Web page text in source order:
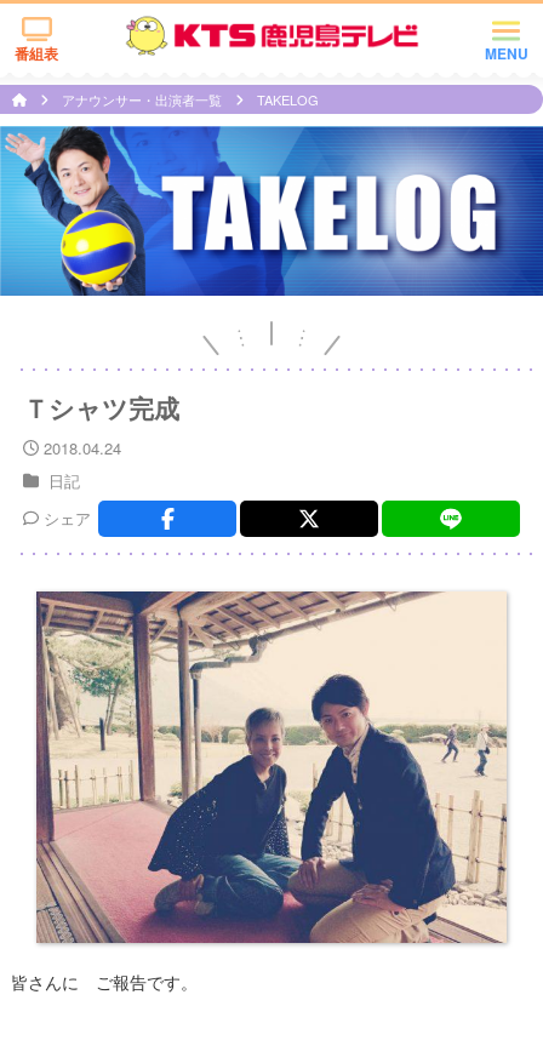
MENU
番組表
アナウンサー・出演者一覧 TAKELOG
Ｔシャツ完成
2018.04.24
日記
シェア
皆さんに ご報告です。